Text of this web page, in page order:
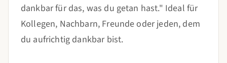
dankbar für das, was du getan hast." Ideal für
Kollegen, Nachbarn, Freunde oder jeden, dem
du aufrichtig dankbar bist.